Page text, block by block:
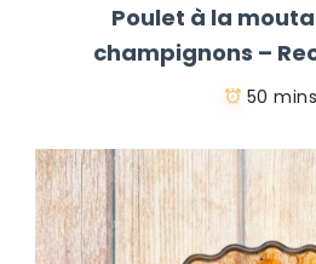
Poulet à la
champignons –
50 mins